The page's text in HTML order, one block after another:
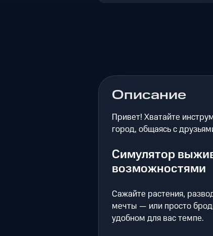
Описание
Привет! Хватайте
город, общаясь с
Симулятор
возможностями
Сажайте растения,
мечты — или просто
удобном для вас темпе.